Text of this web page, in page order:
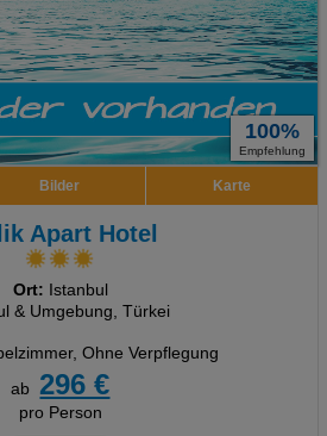
100%
Empfehlung
Bilder Karte
Apart Hotel
Ort: Istanbul
& Umgebung, Türkei
Ohne Verpflegung
ab
296 €
pro Person